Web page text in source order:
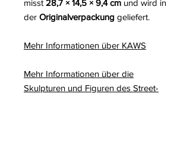
misst28,7 × 14,5 × 9,4 cm und wird in
der Originalverpackung geliefert.
Mehr Informationen über KAWS
Mehr Informationen über die
Skulpturen und Figuren des Street-